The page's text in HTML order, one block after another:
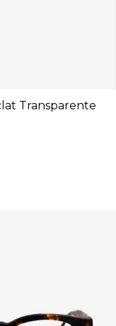
Transparente